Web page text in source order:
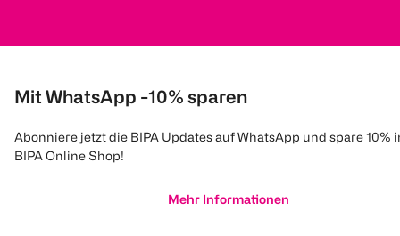
Mit WhatsApp -10% sparen
Abonniere jetzt die BIPA Updates auf WhatsApp und spare 10%
BIPA Online Shop!
Mehr Informationen